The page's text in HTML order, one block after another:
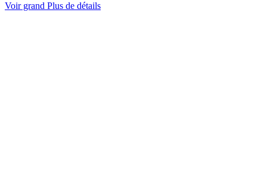
Voir grand Plus de détails